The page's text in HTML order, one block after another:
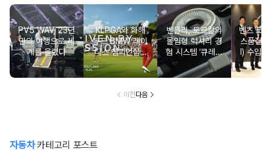
PV5 WAV, 23년
만의 여행으로 세
계를 울렸다
KLPGA와 화해
무드 BMW 레이
디스 챔피언십…
국내 유일 ‘드림
매치’ 성사되며 얼
개시
벤틀리, 토르칼의
몰입형 럭셔리 경
험 시스템 ‘큐레이
션 엔진’ 공개
벤츠 코
스품질
I) 수입
2년·수입
차 6년
이전다음
자동차카테고리 포스트